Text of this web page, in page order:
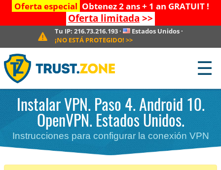
Oferta especial Obtenez 2 ans + 1 an GRATUIT !
Oferta limitada >>
Tu IP: 216.73.216.193· Estados Unidos ·
¡NO ESTÁ PROTEGIDO! >>
☰
Instalar VPN. Paso 4. Android 10.
OpenVPN. Estados Unidos.
Instrucciones para configurar la conexión VPN